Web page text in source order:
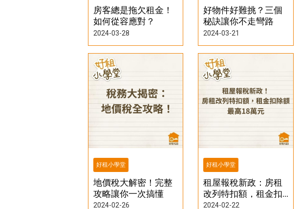
房客總是拖欠租金！
如何從容應對？
2024-03-28
好物件好難挑？三個
秘訣讓你不走彎路
2024-03-21
好租小學堂
地價稅大解密！完整
攻略讓你一次搞懂
2024-02-26
好租小學堂
租屋報稅新政：房租
改列特扣額，租金扣
除額最高18萬元
2024-02-22